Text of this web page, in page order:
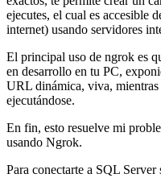
ejecutes, el cual es accesible
internet) usando servidores
El principal uso de ngrok es
en desarrollo en tu PC,
URL dinámica, viva, mientras
ejecutándose.
En fin, esto resuelve mi
usando Ngrok.
Para conectarte a SQL